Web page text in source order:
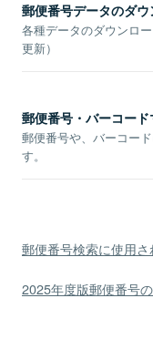
郵便番号データのダウ
各種データのダウンロ
更新）
郵便番号・バーコー
郵便番号や、バーコー
す。
郵便番号検索に使用
2025年度版郵便番号